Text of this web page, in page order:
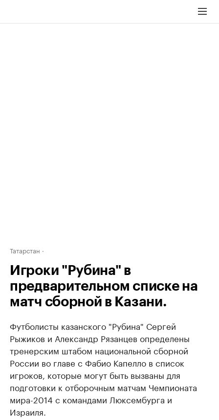
Татарстан
Игроки "Рубина" в
предварительном списке на
матч сборной в Казани.
Футболисты казанского "Рубина" Сергей
Рыжиков и Александр Рязанцев определены
тренерским штабом национальной сборной
России во главе с Фабио Капелло в список
игроков, которые могут быть вызваны для
подготовки к отборочным матчам Чемпионата
мира-2014 с командами Люксембурга и
Израиля.